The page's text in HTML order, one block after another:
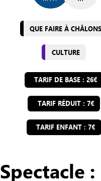
QUE FAIRE À CHÂLONS
CULTURE
TARIF DE BASE : 26€
TARIF RÉDUIT : 7€
TARIF ENFANT : 7€
Spectacle :